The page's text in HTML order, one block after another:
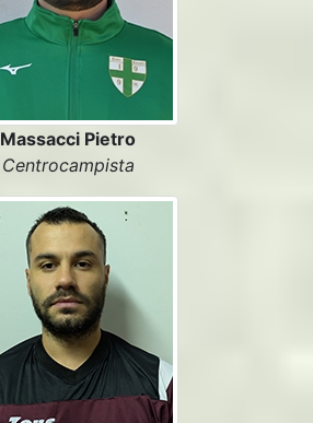
Massacci Pietro
Centrocampista